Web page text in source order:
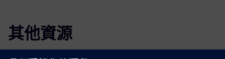
其他資源